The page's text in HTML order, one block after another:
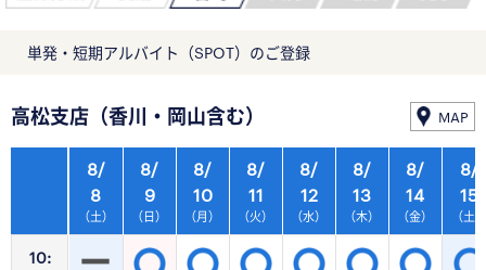
単発・短期アルバイト（SPOT）のご登録
高松支店（香川・岡山含む） MAP
10:
8/
8
（土）
8/
9
（日）
8/
10
（月）
8/
11
（火）
8/
12
（水）
8/
13
（木）
8/
14
（金）
8/
15
（土）